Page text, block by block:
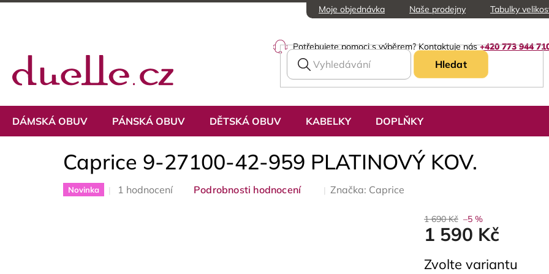
Přejít
Moje objednávka Naše prodejny Tabulky
Potřebujete pomoci s výběrem? Kontaktuje nás+420 773 944
Hledat
DÁMSKÁ OBUV PÁNSKÁ OBUV DĚTSKÁ OBUV KABELKY DOPLŇKY
Caprice 9-27100-42-959 PLATINOVÝ KOV.
Novinka
Průměrné
1 hodnocení Podrobnosti hodnocení Značka: Caprice
1 690 Kč –5 %
1 590 Kč
cena:
Zvolte variantu